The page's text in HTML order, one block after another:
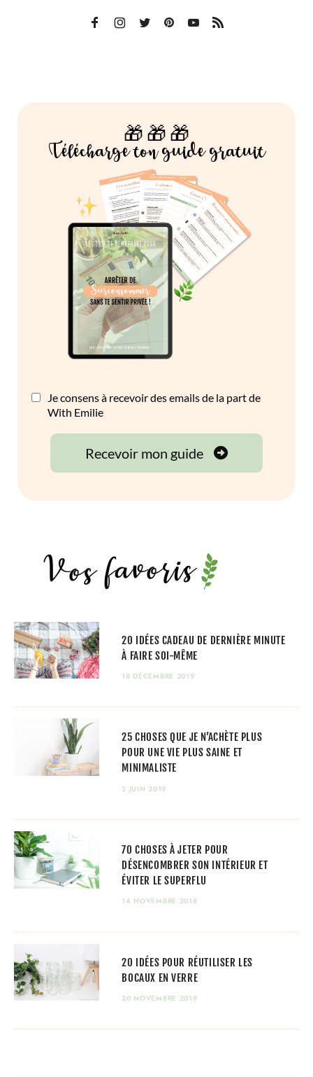
20 IDÉES CADEAU DE DERNIÈRE MINUTE
À FAIRE SOI-MÊME
18 DÉCEMBRE 2019
25 CHOSES QUE JE N’ACHÈTE PLUS
POUR UNE VIE PLUS SAINE ET
MINIMALISTE
2 JUIN 2019
70 CHOSES À JETER POUR
DÉSENCOMBRER SON INTÉRIEUR ET
ÉVITER LE SUPERFLU
14 NOVEMBRE 2018
20 IDÉES POUR RÉUTILISER LES
BOCAUX EN VERRE
20 NOVEMBRE 2019